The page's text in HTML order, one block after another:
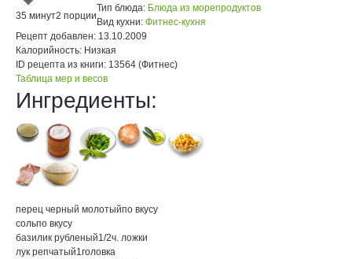
35 минут2 порции
Тип блюда: Блюда из морепродуктов
Вид кухни: Фитнес-кухня
Рецепт добавлен: 13.10.2009
Калорийность: Низкая
ID рецепта из книги: 13564 (Фитнес)
Таблица мер и весов
Ингредиенты:
перец черный молотыйпо вкусу
сольпо вкусу
базилик рубленый1/2ч. ложки
лук репчатый1головка